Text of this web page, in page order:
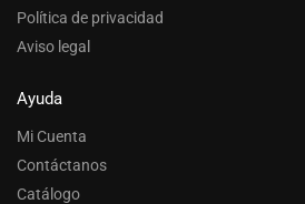
Política de privacidad
Aviso legal
Ayuda
Mi Cuenta
Contáctanos
Catálogo